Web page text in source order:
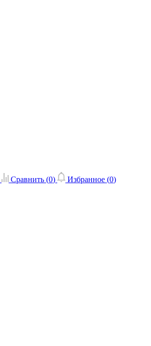
Сравнить (0) Избранное (0)